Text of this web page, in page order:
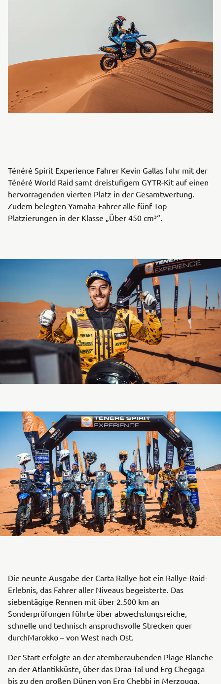
Ténéré Spirit Experience Fahrer Kevin Gallas fuhr mit der
Ténéré World Raid samt dreistufigem GYTR-Kit auf einen
hervorragenden vierten Platz in der Gesamtwertung.
Zudem belegten Yamaha-Fahrer alle fünf Top-
Platzierungen in der Klasse „Über 450 cm³“.
Die neunte Ausgabe der Carta Rallye bot ein Rallye-Raid-
Erlebnis, das Fahrer aller Niveaus begeisterte. Das
siebentägige Rennen mit über 2.500 km an
Sonderprüfungen führte über abwechslungsreiche,
schnelle und technisch anspruchsvolle Strecken quer
durchMarokko – von West nach Ost.
Der Start erfolgte an der atemberaubenden Plage Blanche
an der Atlantikküste, über das Draa-Tal und Erg Chegaga
bis zu den großen Dünen von Erg Chebbi in Merzouga.